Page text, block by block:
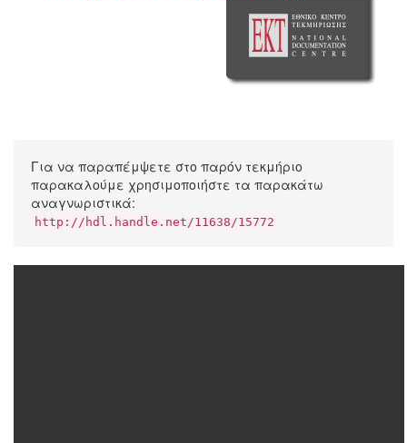
Για να παραπέμψετε στο παρόν τεκμήριο
παρακαλούμε χρησιμοποιήστε τα παρακάτω
αναγνωριστικά:
http://hdl.handle.net/11638/15772